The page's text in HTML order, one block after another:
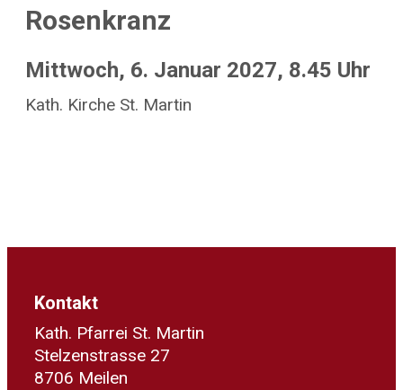
Rosenkranz
Mittwoch, 6. Januar 2027, 8.45 Uhr
Kath. Kirche St. Martin
Kontakt
Kath. Pfarrei St. Martin
Stelzenstrasse 27
8706 Meilen